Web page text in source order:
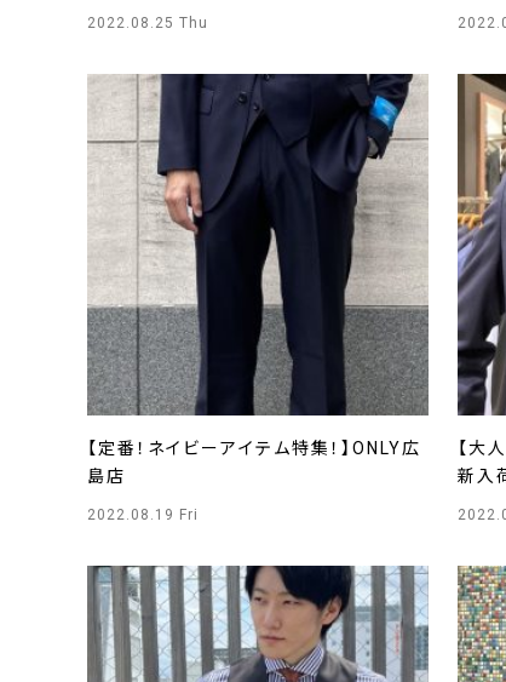
2022.08.25 Thu
【定番！ネイビーアイテム特集！】ONLY広
島店
2022.08.19 Fri
【大
新入